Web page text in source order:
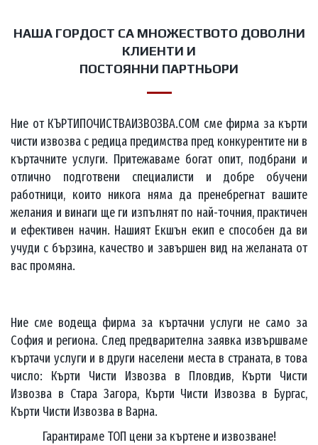
НАША ГОРДОСТ СА МНОЖЕСТВОТО ДОВОЛНИ
КЛИЕНТИ И
ПОСТОЯННИ ПАРТНЬОРИ
Ние от КЪРТИПОЧИСТВАИЗВОЗВА.COM сме фирма за кърти
чисти извозва с редица предимства пред конкурентите ни в
къртачните услуги. Притежаваме богат опит, подбрани и
отлично подготвени специалисти и добре обучени
работници, които никога няма да пренебрегнат вашите
желания и винаги ще ги изпълнят по най-точния, практичен
и ефективен начин. Нашият Екшън екип е способен да ви
учуди с бързина, качество и завършен вид на желаната от
вас промяна.
Ние сме водеща фирма за къртачни услуги не само за
София и региона. След предварителна заявка извършваме
къртачи услуги и в други населени места в страната, в това
число: Кърти Чисти Извозва в Пловдив, Кърти Чисти
Извозва в Стара Загора, Кърти Чисти Извозва в Бургас,
Кърти Чисти Извозва в Варна.
Гарантираме ТОП цени за къртене и извозване!